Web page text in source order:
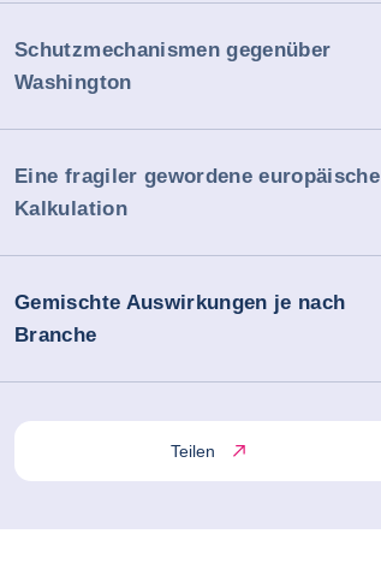
Schutzmechanismen gegenüber
Washington
Eine fragiler gewordene europäische
Kalkulation
Gemischte Auswirkungen je nach
Branche
Teilen